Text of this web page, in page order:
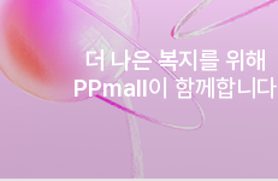
더 나은 복지를 위해
PPmall이 함께합니다